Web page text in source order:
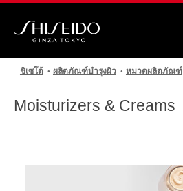
ข้าม
เซ
โด้ชิเซโด้ ผลิตภัณฑ์บำรุงผิว หมวดผลิตภัณฑ์
Moisturizers & Creams